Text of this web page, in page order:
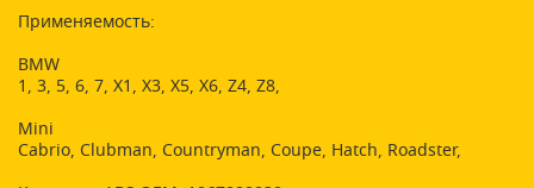
Применяемость:
BMW
1, 3, 5, 6, 7, X1, X3, X5, X6, Z4, Z8,
Mini
Cabrio, Clubman, Countryman, Coupe, Hatch, Roadster,